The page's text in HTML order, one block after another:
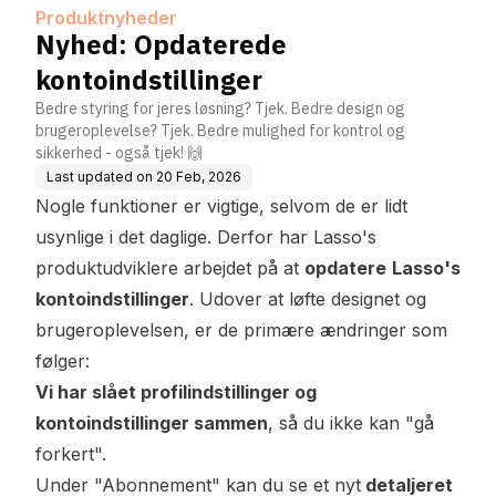
Produktnyheder
Nyhed: Opdaterede
kontoindstillinger
Bedre styring for jeres løsning? Tjek. Bedre design og
brugeroplevelse? Tjek. Bedre mulighed for kontrol og
sikkerhed - også tjek! 🙌
Last updated on 20 Feb, 2026
Nogle funktioner er vigtige, selvom de er lidt
usynlige i det daglige. Derfor har Lasso's
produktudviklere arbejdet på at opdatere Lasso's
kontoindstillinger. Udover at løfte designet og
brugeroplevelsen, er de primære ændringer som
følger:
Vi har slået profilindstillinger og
kontoindstillinger sammen, så du ikke kan "gå
forkert".
Under "Abonnement" kan du se et nyt detaljeret